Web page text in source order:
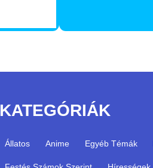
KATEGÓRIÁK
Állatos Anime Egyéb Témák